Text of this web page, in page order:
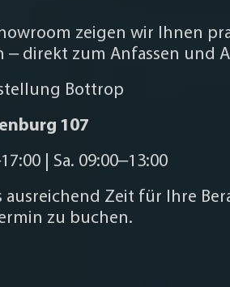
zeigen wir Ihnen
– direkt zum Anfassen und
Bottrop
107
| Sa. 09:00–13:00
ausreichend Zeit für Ihre
zu buchen.